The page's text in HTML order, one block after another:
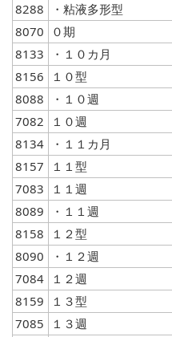
8288
・粘液多形型
8070
０期
8133
・１０カ月
8156
１０型
8088
・１０週
7082
１０週
8134
・１１カ月
8157
１１型
7083
１１週
8089
・１１週
8158
１２型
8090
・１２週
7084
１２週
8159
１３型
7085
１３週